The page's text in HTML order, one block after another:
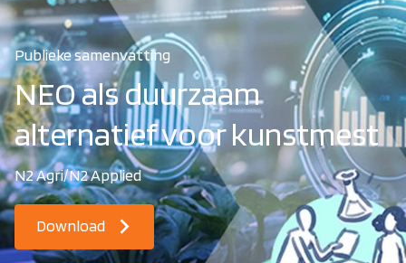
Publieke samenvatting
NEO als duurzaam
alternatief voor kunstmest
N2 Agri/N2 Applied
Download